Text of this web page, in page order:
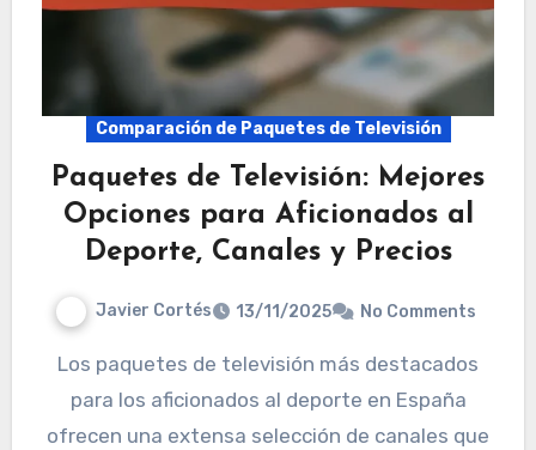
Comparación de Paquetes de Televisión
Paquetes de Televisión: Mejores
Opciones para Aficionados al
Deporte, Canales y Precios
Javier Cortés 13/11/2025 No Comments
Los paquetes de televisión más destacados
para los aficionados al deporte en España
ofrecen una extensa selección de canales que